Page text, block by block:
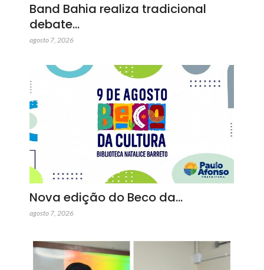
Band Bahia realiza tradicional
debate…
agosto 7, 2026
Nova edição do Beco da…
agosto 7, 2026